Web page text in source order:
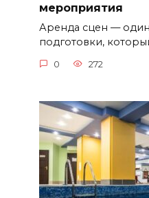
мероприятия
Аренда сцен —
подготовки,
0 272